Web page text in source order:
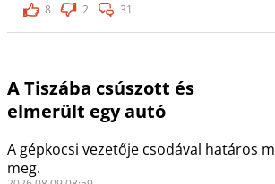
8
2 31
A Tiszába csúszott és
elmerült egy autó
A gépkocsi vezetője csodával határos
meg.